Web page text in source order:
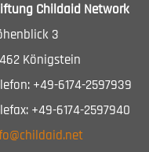
Childaid Network
3
Königstein
+49-6174-2597939
+49-6174-2597940